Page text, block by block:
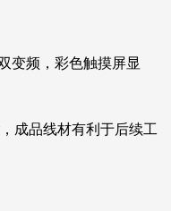
变频，彩色触摸屏显
成品线材有利于后续工